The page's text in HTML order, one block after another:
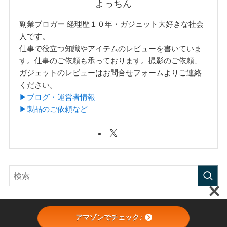
よっちん
副業ブロガー 経理歴１０年・ガジェット大好きな社会
人です。
仕事で役立つ知識やアイテムのレビューを書いていま
す。仕事のご依頼も承っております。撮影のご依頼、
ガジェットのレビューはお問合せフォームよりご連絡
ください。
▶︎ブログ・運営者情報
▶︎製品のご依頼など
アマゾンでチェック♪